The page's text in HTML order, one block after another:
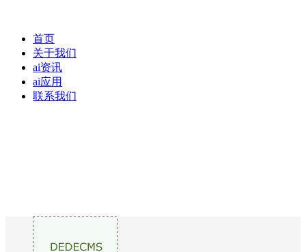
首页
关于我们
ai资讯
ai应用
联系我们